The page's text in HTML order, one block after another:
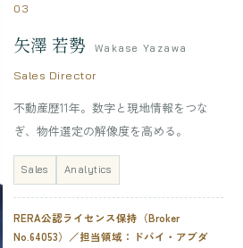
03
矢澤 若勢 Wakase Yazawa
Sales Director
不動産歴11年。数字と現地情報をつな
ぎ、物件選定の解像度を高める。
Sales Analytics
RERA公認ライセンス保持（Broker
No.64053）／担当領域：ドバイ・アブダ